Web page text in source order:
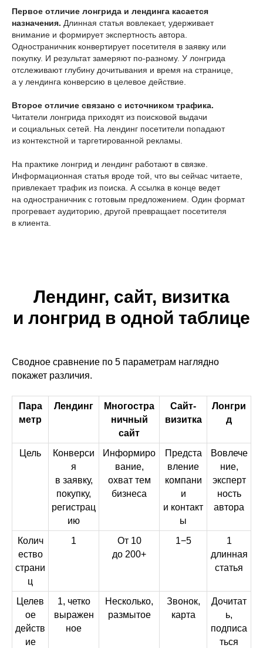
Первое отличие лонгрида и лендинга касается
назначения. Длинная статья вовлекает, удерживает
внимание и формирует экспертность автора.
Одностраничник конвертирует посетителя в заявку или
покупку. И результат замеряют по-разному. У лонгрида
отслеживают глубину дочитывания и время на странице,
а у лендинга конверсию в целевое действие.
Второе отличие связано с источником трафика.
Читатели лонгрида приходят из поисковой выдачи
и социальных сетей. На лендинг посетители попадают
из контекстной и таргетированной рекламы.
На практике лонгрид и лендинг работают в связке.
Информационная статья вроде той, что вы сейчас читаете,
привлекает трафик из поиска. А ссылка в конце ведет
на одностраничник с готовым предложением. Один формат
прогревает аудиторию, другой превращает посетителя
в клиента.
Лендинг, сайт, визитка
и лонгрид в одной таблице
Сводное сравнение по 5 параметрам наглядно
покажет различия.
Пара
метр
Лендинг
Многостра
ничный
сайт
Сайт-
визитка
Лонгри
д
Цель
Конверси
я
в заявку,
покупку,
регистрац
ию
Информиро
вание,
охват тем
бизнеса
Предста
вление
компани
и
и контакт
ы
Вовлече
ние,
эксперт
ность
автора
Колич
ество
страни
ц
1
От 10
до 200+
1−5
1
длинная
статья
Целев
ое
действ
ие
1, четко
выражен
ное
Несколько,
размытое
Звонок,
карта
Дочитат
ь,
подписа
ться